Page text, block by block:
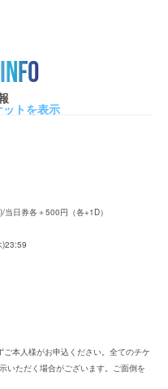
トを表示
日券各＋500円（各+1D）
)23:59
本人様がお申込ください。全てのチケ
いただく場合がございます。ご面倒を